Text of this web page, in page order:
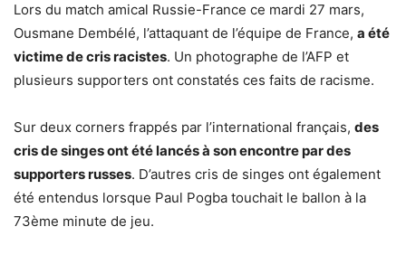
Lors du match amical Russie-France ce mardi 27 mars,
Ousmane Dembélé, l’attaquant de l’équipe de France, a été
victime de cris racistes. Un photographe de l’AFP et
plusieurs supporters ont constatés ces faits de racisme.
Sur deux corners frappés par l’international français, des
cris de singes ont été lancés à son encontre par des
supporters russes. D’autres cris de singes ont également
été entendus lorsque Paul Pogba touchait le ballon à la
73ème minute de jeu.